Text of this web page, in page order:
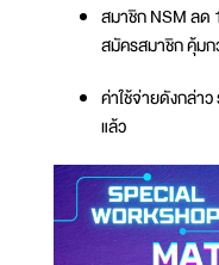
สมาชิก NSM ลด
สมัครสมาชิก คุ้มก
ค่าใช้จ่ายดังกล่า
แล้ว